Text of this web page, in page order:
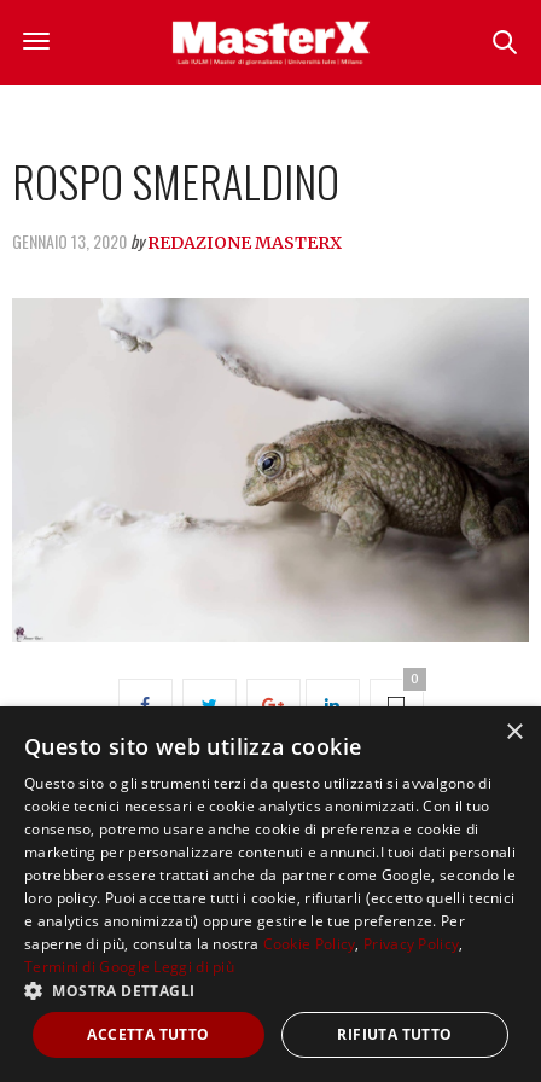
ROSPO SMERALDINO
GENNAIO 13, 2020by REDAZIONE MASTERX
0
Copyright ©2021, MASTERX Tutti i diritti riservati.
×
Questo sito web utilizza cookie
Questo sito o gli strumenti terzi da questo utilizzati si avvalgono di
cookie tecnici necessari e cookie analytics anonimizzati. Con il tuo
consenso, potremo usare anche cookie di preferenza e cookie di
marketing per personalizzare contenuti e annunci.I tuoi dati personali
potrebbero essere trattati anche da partner come Google, secondo le
loro policy. Puoi accettare tutti i cookie, rifiutarli (eccetto quelli tecnici
e analytics anonimizzati) oppure gestire le tue preferenze. Per
saperne di più, consulta la nostra Cookie Policy, Privacy Policy,
Termini di Google Leggi di più
MOSTRA DETTAGLI
ACCETTA TUTTO RIFIUTA TUTTO